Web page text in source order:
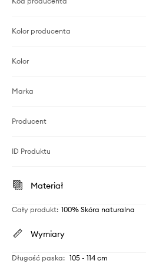
Kolor producenta
Kolor
Marka
Producent
ID Produktu
Materiał
Cały produkt: 100% Skóra naturalna
Wymiary
Długość paska: 105 - 114 cm